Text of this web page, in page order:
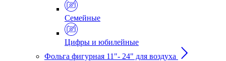
Семейные
Цифры и юбилейные
Фольга фигурная 11"- 24" для воздуха